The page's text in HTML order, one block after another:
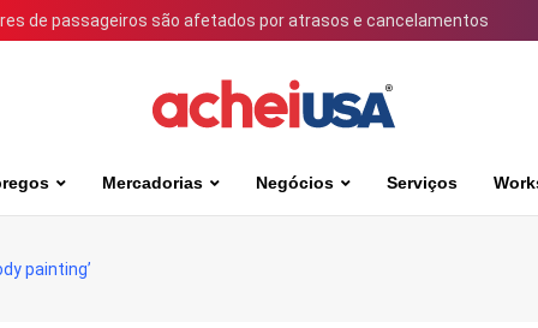
de passageiros são afetados por atrasos e cancelamentos
Mercadorias Negócios Serviços
painting’